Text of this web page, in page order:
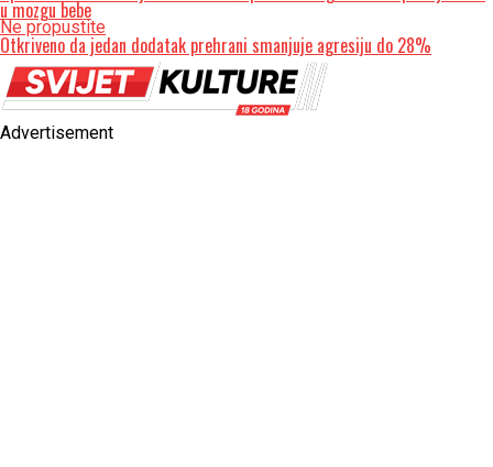
u mozgu bebe
Ne propustite
Otkriveno da jedan dodatak prehrani smanjuje agresiju do 28%
Advertisement